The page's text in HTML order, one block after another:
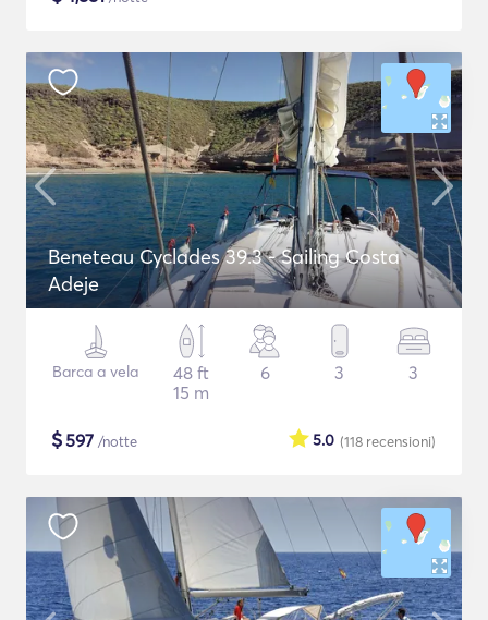
Beneteau Cyclades 39.3 - Sailing Costa
Adeje
Barca a vela
48 ft
15 m
6 3 3
$597 /notte (118 recensioni)
5.0